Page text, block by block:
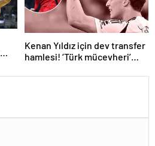
Kenan Yıldız için dev transfer
hamlesi! ‘Türk mücevheri’
duyurdular…